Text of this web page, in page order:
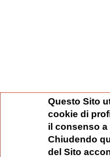
Questo Sito
cookie di
il consenso
Chiudendo
del Sito